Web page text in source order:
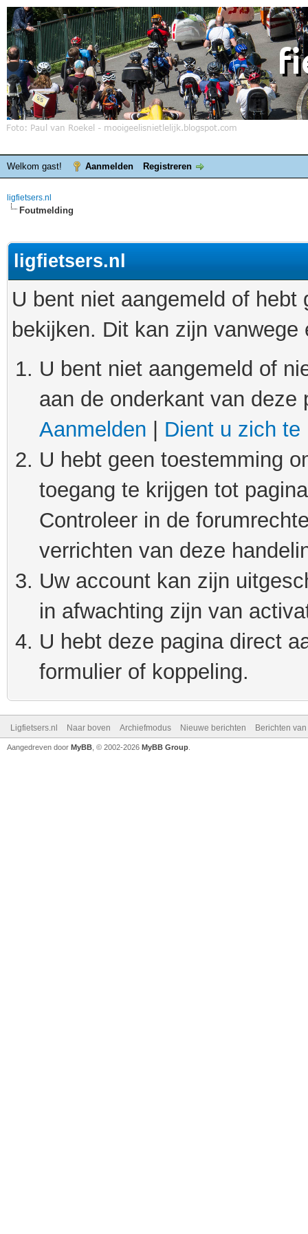
Welkom gast! Aanmelden Registreren
ligfietsers.nl
Foutmelding
ligfietsers.nl
U bent niet aangemeld of
bekijken. Dit kan zijn
U bent niet aangemeld of
aan de onderkant van
Aanmelden
Dient u zich te
U hebt geen toestemming
toegang te krijgen tot
Controleer in de
verrichten van deze
Uw account kan zijn
in afwachting zijn van
U hebt deze pagina direct
formulier of koppeling.
Ligfietsers.nl Naar boven Archiefmodus Nieuwe berichten Berichten
Aangedreven door MyBB , © 2002-2026 MyBB Group